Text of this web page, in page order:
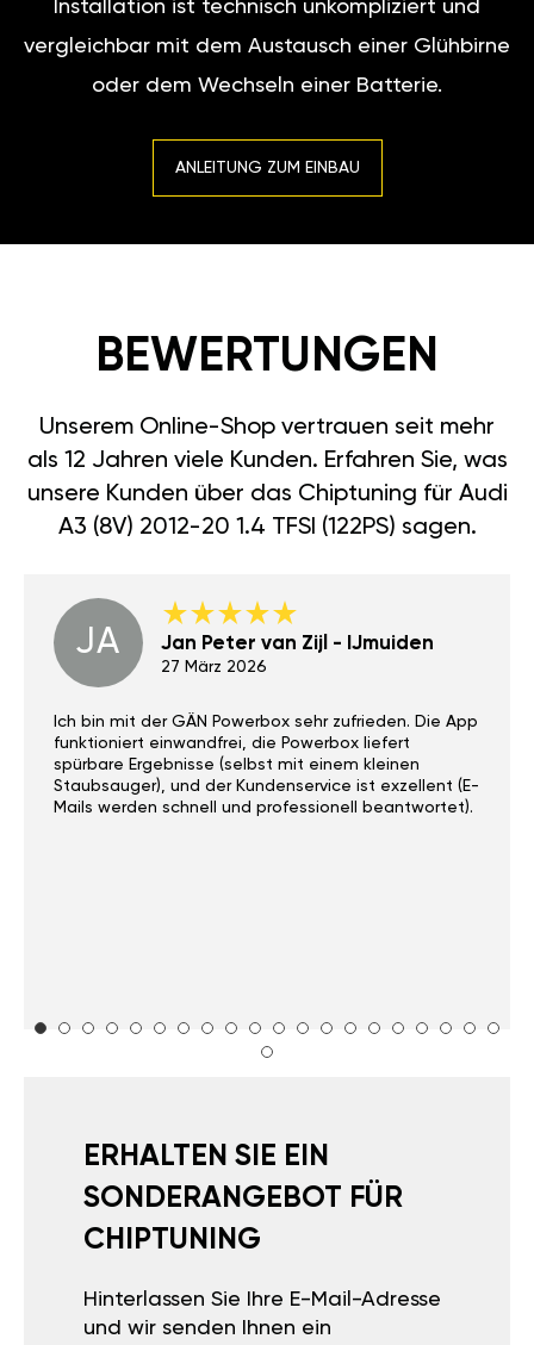
Installation ist technisch unkompliziert und
vergleichbar mit dem Austausch einer Glühbirne
oder dem Wechseln einer Batterie.
ANLEITUNG ZUM EINBAU
BEWERTUNGEN
Unserem Online-Shop vertrauen seit mehr
als 12 Jahren viele Kunden. Erfahren Sie, was
unsere Kunden über das Chiptuning für Audi
A3 (8V) 2012-20 1.4 TFSI (122PS) sagen.
JA Jan Peter van Zijl - IJmuiden
27 März 2026
Ich bin mit der GÄN Powerbox sehr zufrieden. Die App
funktioniert einwandfrei, die Powerbox liefert
spürbare Ergebnisse (selbst mit einem kleinen
Staubsauger), und der Kundenservice ist exzellent (E-
Mails werden schnell und professionell beantwortet).
ERHALTEN SIE EIN
SONDERANGEBOT FÜR
CHIPTUNING
Hinterlassen Sie Ihre E-Mail-Adresse
und wir senden Ihnen ein